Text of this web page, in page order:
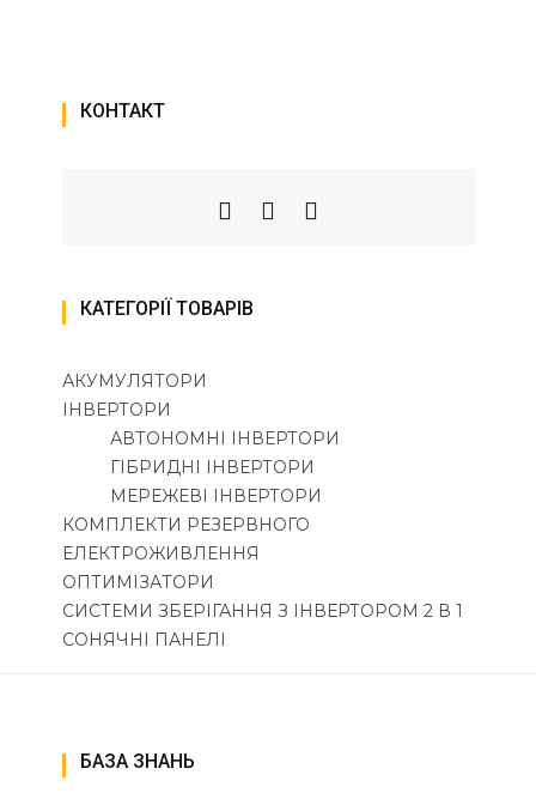
КОНТАКТ
КАТЕГОРІЇ ТОВАРІВ
АКУМУЛЯТОРИ
ІНВЕРТОРИ
АВТОНОМНІ ІНВЕРТОРИ
ГІБРИДНІ ІНВЕРТОРИ
МЕРЕЖЕВІ ІНВЕРТОРИ
КОМПЛЕКТИ РЕЗЕРВНОГО
ЕЛЕКТРОЖИВЛЕННЯ
ОПТИМІЗАТОРИ
СИСТЕМИ ЗБЕРІГАННЯ З ІНВЕРТОРОМ 2 В 1
СОНЯЧНІ ПАНЕЛІ
БАЗА ЗНАНЬ